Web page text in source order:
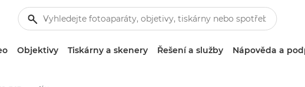
Objektivy Tiskárny a skenery Řešení a služby Nápověda a